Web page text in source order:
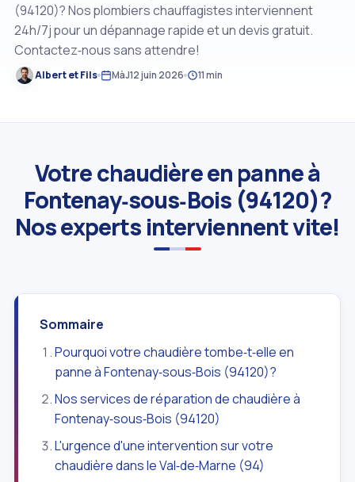
(94120)? Nos plombiers chauffagistes interviennent
24h/7j pour un dépannage rapide et un devis gratuit.
Contactez‑nous sans attendre!
Albert et Fils MàJ12 juin 2026 11 min
Votre chaudière en panne à
Fontenay‑sous‑Bois (94120)?
Nos experts interviennent vite!
Sommaire
Pourquoi votre chaudière tombe‑t‑elle en
panne à Fontenay‑sous‑Bois (94120)?
Nos services de réparation de chaudière à
Fontenay‑sous‑Bois (94120)
L'urgence d'une intervention sur votre
chaudière dans le Val‑de‑Marne (94)